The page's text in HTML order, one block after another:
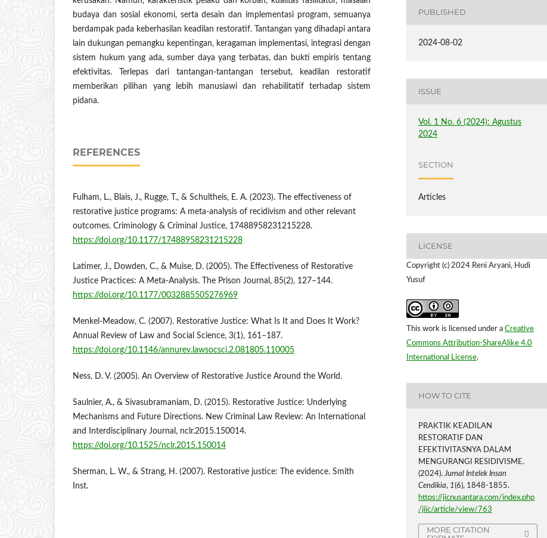
budaya dan sosial ekonomi, serta desain dan implementasi program, semuanya
berdampak pada keberhasilan keadilan restoratif. Tantangan yang dihadapi antara
lain dukungan pemangku kepentingan, keragaman implementasi, integrasi dengan
sistem hukum yang ada, sumber daya yang terbatas, dan bukti empiris tentang
efektivitas. Terlepas dari tantangan-tantangan tersebut, keadilan restoratif
memberikan pilihan yang lebih manusiawi dan rehabilitatif terhadap sistem
pidana.
REFERENCES
Fulham, L., Blais, J., Rugge, T., & Schultheis, E. A. (2023). The effectiveness of
restorative justice programs: A meta-analysis of recidivism and other relevant
outcomes. Criminology & Criminal Justice, 17488958231215228.
https://doi.org/10.1177/17488958231215228
Latimer, J., Dowden, C., & Muise, D. (2005). The Effectiveness of Restorative
Justice Practices: A Meta-Analysis. The Prison Journal, 85(2), 127–144.
https://doi.org/10.1177/0032885505276969
Menkel-Meadow, C. (2007). Restorative Justice: What Is It and Does It Work?
Annual Review of Law and Social Science, 3(1), 161–187.
https://doi.org/10.1146/annurev.lawsocsci.2.081805.110005
Ness, D. V. (2005). An Overview of Restorative Justice Around the World.
Saulnier, A., & Sivasubramaniam, D. (2015). Restorative Justice: Underlying
Mechanisms and Future Directions. New Criminal Law Review: An International
and Interdisciplinary Journal, nclr.2015.150014.
https://doi.org/10.1525/nclr.2015.150014
Sherman, L. W., & Strang, H. (2007). Restorative justice: The evidence. Smith
Inst.
PUBLISHED
2024-08-02
ISSUE
Vol. 1 No. 6 (2024): Agustus
2024
SECTION
Articles
LICENSE
Copyright (c) 2024 Reni Aryani, Hudi
Yusuf
This work is licensed under a Creative
Commons Attribution-ShareAlike 4.0
International License.
HOW TO CITE
PRAKTIK KEADILAN
RESTORATIF DAN
EFEKTIVITASNYA DALAM
MENGURANGI RESIDIVISME.
(2024).Jurnal Intelek Insan
Cendikia, 1(6), 1848-1855.
https://jicnusantara.com/index.php
/jiic/article/view/763
MORE CITATION